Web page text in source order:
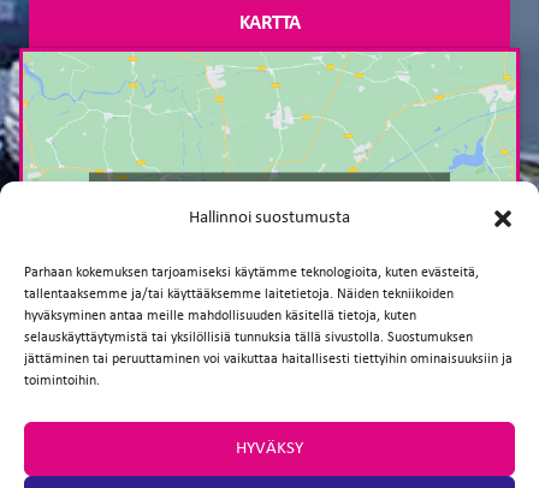
Hallinnoi suostumusta
Parhaan kokemuksen tarjoamiseksi käytämme teknologioita, kuten evästeitä,
tallentaaksemme ja/tai käyttääksemme laitetietoja. Näiden tekniikoiden
hyväksyminen antaa meille mahdollisuuden käsitellä tietoja, kuten
selauskäyttäytymistä tai yksilöllisiä tunnuksia tällä sivustolla. Suostumuksen
jättäminen tai peruuttaminen voi vaikuttaa haitallisesti tiettyihin ominaisuuksiin ja
toimintoihin.
HYVÄKSY
KARTTA
markkinointievästeet ja ottaaksesi tämän